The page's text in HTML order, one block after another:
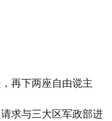
再下两座自由谠主
求与三大区军政部进